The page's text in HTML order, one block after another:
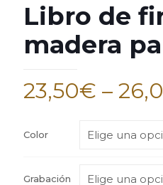
Libro de
madera
23,50€ –
Color
Grabación